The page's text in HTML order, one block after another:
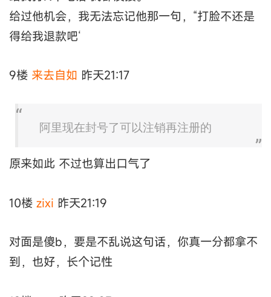
给过他机会，我无法忘记他那一句，“打脸不还是
得给我退款吧‘
9楼 来去自如 昨天21:17
阿里现在封号了可以注销再注册的
原来如此 不过也算出口气了
10楼 zixi 昨天21:19
对面是傻b，要是不乱说这句话，你真一分都拿不
到，也好，长个记性